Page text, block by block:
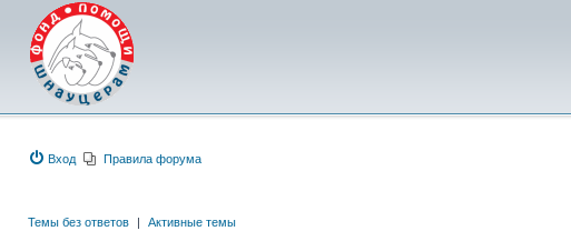
Вход Правила форума
Темы без ответов | Активные темы